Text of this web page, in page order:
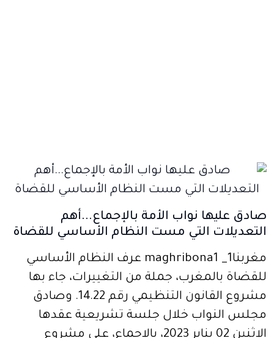
صادق عليها نواب الأمة بالإجماع...أهم
التعديلات التي مست النظام الأساسي للقضاة
مغربنا1_ maghribona1 عرف النظام الأساسي
للقضاة بالمغرب، جملة من التغييرات، جاء بها
مشروع القانون التنظيمي رقم 14.22. وصادق
مجلس النواب خلال جلسة تشريعية عقدها
الإثنين 02 يناير 2023، بالإجماع، على مشروع